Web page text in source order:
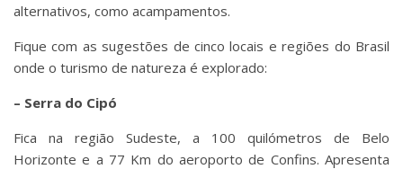
alternativos, como acampamentos.
Fique com as sugestões de cinco locais e regiões do Brasil
onde o turismo de natureza é explorado:
– Serra do Cipó
Fica na região Sudeste, a 100 quilómetros de Belo
Horizonte e a 77 Km do aeroporto de Confins. Apresenta